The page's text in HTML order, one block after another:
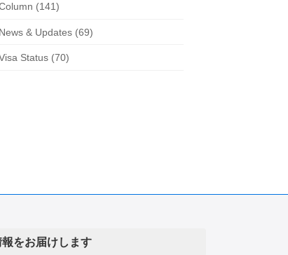
(141)
News & Updates (69)
Status (70)
報をお届けします